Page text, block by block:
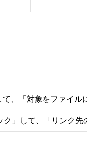
て、「対象をファイル
ク」して、「リンク